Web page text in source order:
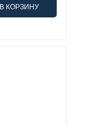
В КОРЗИНУ